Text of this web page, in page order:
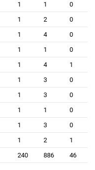
1 1
0
1 2
0
1 4
0
1 1
0
1 4
1
1 3
0
1 3
0
1 1
0
1 3
0
1 2
1
240 886 46